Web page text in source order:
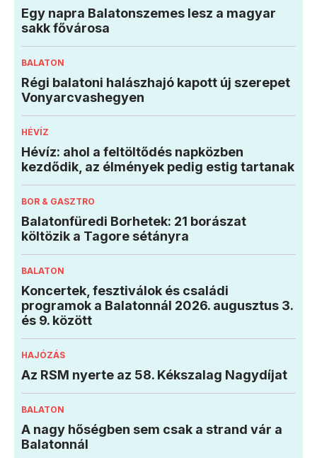
Egy napra Balatonszemes lesz a magyar
sakk fővárosa
BALATON
Régi balatoni halászhajó kapott új szerepet
Vonyarcvashegyen
HÉVÍZ
Hévíz: ahol a feltöltődés napközben
kezdődik, az élmények pedig estig tartanak
BOR & GASZTRO
Balatonfüredi Borhetek: 21 borászat
költözik a Tagore sétányra
BALATON
Koncertek, fesztiválok és családi
programok a Balatonnál 2026. augusztus 3.
és 9. között
HAJÓZÁS
Az RSM nyerte az 58. Kékszalag Nagydíjat
BALATON
A nagy hőségben sem csak a strand vár a
Balatonnál